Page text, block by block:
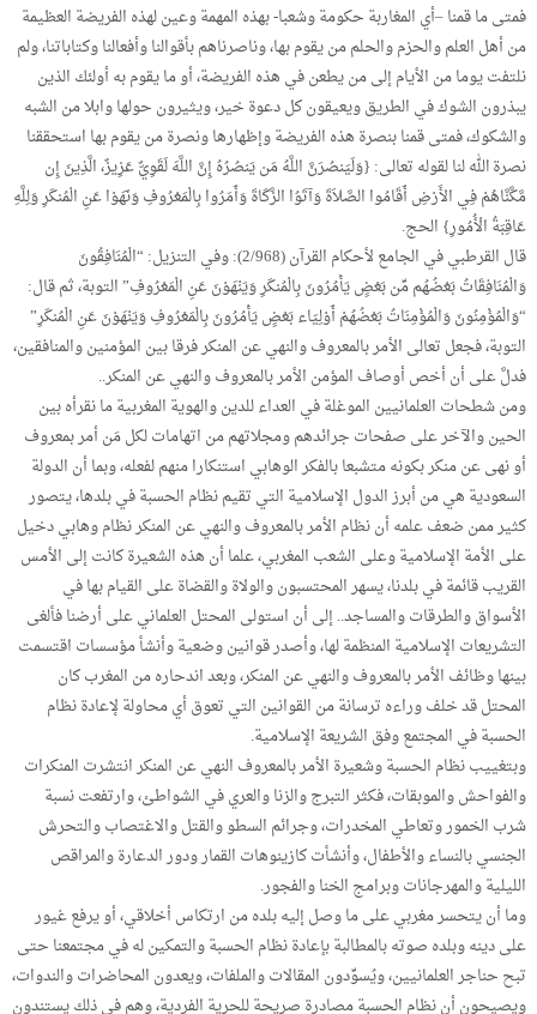
فمتى ما قمنا –أي المغاربة حكومة وشعبا- بهذه المهمة وعين لهذه الفريضة العظيمة
من أهل العلم والحزم والحلم من يقوم بها، وناصرناهم بأقوالنا وأفعالنا وكتاباتنا، ولم
نلتفت يوما من الأيام إلى من يطعن في هذه الفريضة، أو ما يقوم به أولئك الذين
يبذرون الشوك في الطريق ويعيقون كل دعوة خير، ويثيرون حولها وابلا من الشبه
والشكوك، فمتى قمنا بنصرة هذه الفريضة وإظهارها ونصرة من يقوم بها استحققنا
نصرة الله لنا لقوله تعالى: {وَلَيَنصُرَنَّ اللَّهُ مَن يَنصُرُهُ إِنَّ اللَّهَ لَقَوِيٌّ عَزِيزٌ، الَّذِينَ إِن
مَّكَّنَّاهُمْ فِي الأَرْضِ أَقَامُوا الصَّلاَةَ وَآتَوُا الزَّكَاةَ وَأَمَرُوا بِالْمَعْرُوفِ وَنَهَوْا عَنِ الْمُنكَرِ وَلِلَّهِ
عَاقِبَةُ الْأُمُورِ} الحج.
قال القرطبي في الجامع لأحكام القرآن (2/968): وفي التنزيل: “الْمُنَافِقُونَ
وَالْمُنَافِقَاتُ بَعْضُهُم مِّن بَعْضٍ يَأْمُرُونَ بِالْمُنكَرِ وَيَنْهَوْنَ عَنِ الْمَعْرُوفِ” التوبة، ثم قال:
“وَالْمُؤْمِنُونَ وَالْمُؤْمِنَاتُ بَعْضُهُمْ أَوْلِيَاء بَعْضٍ يَأْمُرُونَ بِالْمَعْرُوفِ وَيَنْهَوْنَ عَنِ الْمُنكَرِ”
التوبة، فجعل تعالى الأمر بالمعروف والنهي عن المنكر فرقا بين المؤمنين والمنافقين،
فدلَّ على أن أخص أوصاف المؤمن الأمر بالمعروف والنهي عن المنكر..
ومن شطحات العلمانيين الموغلة في العداء للدين والهوية المغربية ما نقرأه بين
الحين والآخر على صفحات جرائدهم ومجلاتهم من اتهامات لكل مَن أمر بمعروف
أو نهى عن منكر بكونه متشبعا بالفكر الوهابي استنكارا منهم لفعله، وبما أن الدولة
السعودية هي من أبرز الدول الإسلامية التي تقيم نظام الحسبة في بلدها، يتصور
كثير ممن ضعف علمه أن نظام الأمر بالمعروف والنهي عن المنكر نظام وهابي دخيل
على الأمة الإسلامية وعلى الشعب المغربي، علما أن هذه الشعيرة كانت إلى الأمس
القريب قائمة في بلدنا، يسهر المحتسبون والولاة والقضاة على القيام بها في
الأسواق والطرقات والمساجد.. إلى أن استولى المحتل العلماني على أرضنا فألغى
التشريعات الإسلامية المنظمة لها، وأصدر قوانين وضعية وأنشأ مؤسسات اقتسمت
بينها وظائف الأمر بالمعروف والنهي عن المنكر، وبعد اندحاره من المغرب كان
المحتل قد خلف وراءه ترسانة من القوانين التي تعوق أي محاولة لإعادة نظام
الحسبة في المجتمع وفق الشريعة الإسلامية.
وبتغييب نظام الحسبة وشعيرة الأمر بالمعروف النهي عن المنكر انتشرت المنكرات
والفواحش والموبقات، فكثر التبرج والزنا والعري في الشواطئ، وارتفعت نسبة
شرب الخمور وتعاطي المخدرات، وجرائم السطو والقتل والاغتصاب والتحرش
الجنسي بالنساء والأطفال، وأنشأت كازينوهات القمار ودور الدعارة والمراقص
الليلية والمهرجانات وبرامج الخنا والفجور.
وما أن يتحسر مغربي على ما وصل إليه بلده من ارتكاس أخلاقي، أو يرفع غيور
على دينه وبلده صوته بالمطالبة بإعادة نظام الحسبة والتمكين له في مجتمعنا حتى
تبح حناجر العلمانيين، ويُسوِّدون المقالات والملفات، ويعدون المحاضرات والندوات،
ويصيحون أن نظام الحسبة مصادرة صريحة للحرية الفردية، وهم في ذلك يستندون